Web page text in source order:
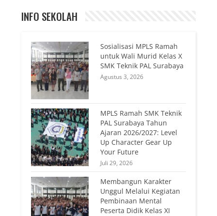
INFO SEKOLAH
Sosialisasi MPLS Ramah
untuk Wali Murid Kelas X
SMK Teknik PAL Surabaya
Agustus 3, 2026
MPLS Ramah SMK Teknik
PAL Surabaya Tahun
Ajaran 2026/2027: Level
Up Character Gear Up
Your Future
Juli 29, 2026
Membangun Karakter
Unggul Melalui Kegiatan
Pembinaan Mental
Peserta Didik Kelas XI